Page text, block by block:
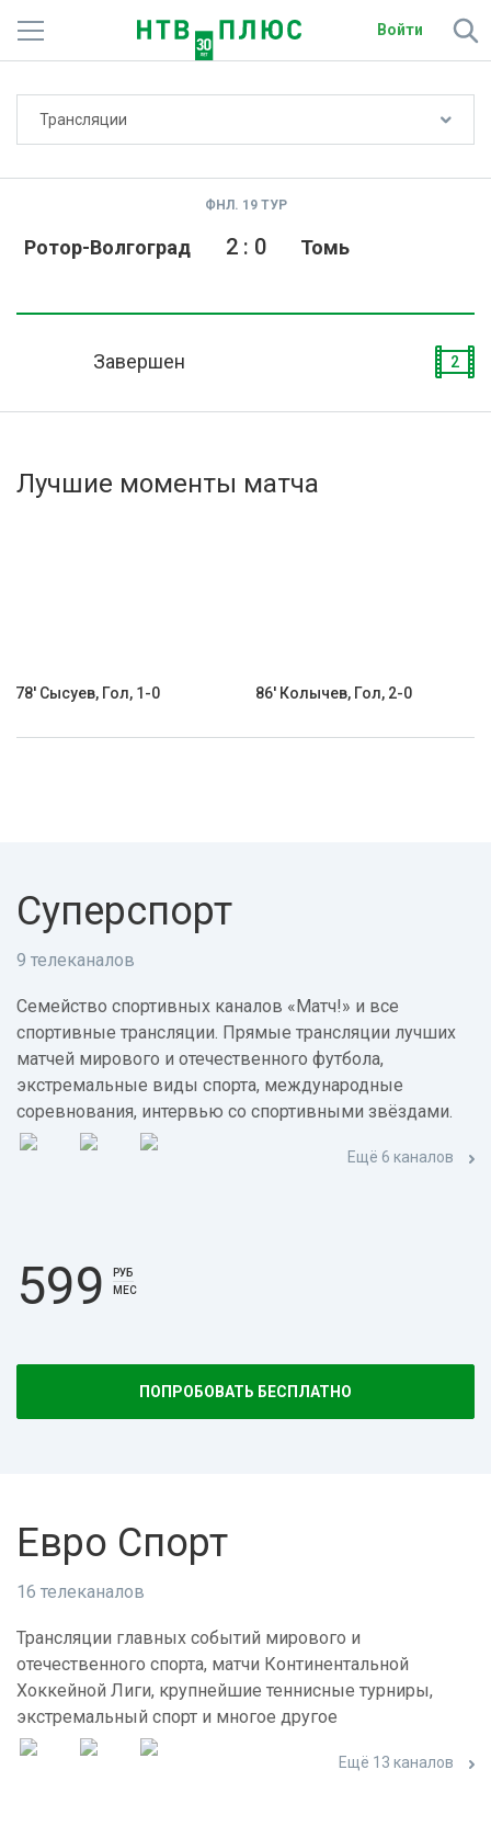
Войти
Спорт
Активировать промокод
Трансляции
ФНЛ. 19 ТУР
Ротор-Волгоград Томь
2: 0
Завершен 2
Лучшие моменты матча
78' Сысуев, Гол, 1-0 86' Колычев, Гол, 2-0
Суперспорт
9 телеканалов
Семейство спортивных каналов «Матч!» и все
спортивные трансляции. Прямые трансляции лучших
матчей мирового и отечественного футбола,
экстремальные виды спорта, международные
соревнования, интервью со спортивными звёздами.
Ещё 6 каналов
599
РУБ
МЕС
ПОПРОБОВАТЬ БЕСПЛАТНО
Евро Спорт
16 телеканалов
Трансляции главных событий мирового и
отечественного спорта, матчи Континентальной
Хоккейной Лиги, крупнейшие теннисные турниры,
экстремальный спорт и многое другое
Ещё 13 каналов